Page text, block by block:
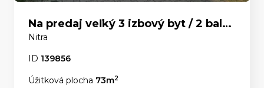
Na predaj veľký 3 izbový byt / 2 balkóny / Čermáň
Nitra
ID 139856
Úžitková plocha 73m2